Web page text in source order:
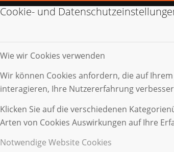
Cookie- und
Wie wir Cookies verwenden
Wir können Cookies anfordern, die auf
interagieren, Ihre Nutzererfahrung
Klicken Sie auf die verschiedenen
Arten von Cookies Auswirkungen auf Ihre
Notwendige Website Cookies